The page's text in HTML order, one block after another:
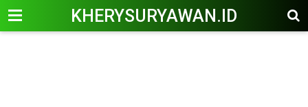
KHERYSURYAWAN.ID